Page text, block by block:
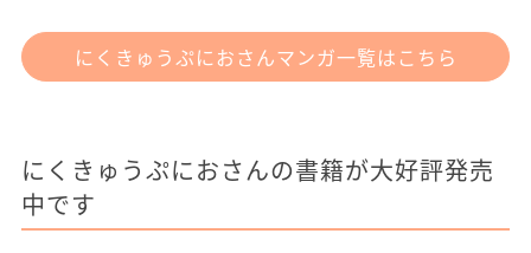
にくきゅうぷにおさんマンガ一覧はこちら
にくきゅうぷにおさんの書籍が大好評発売
中です